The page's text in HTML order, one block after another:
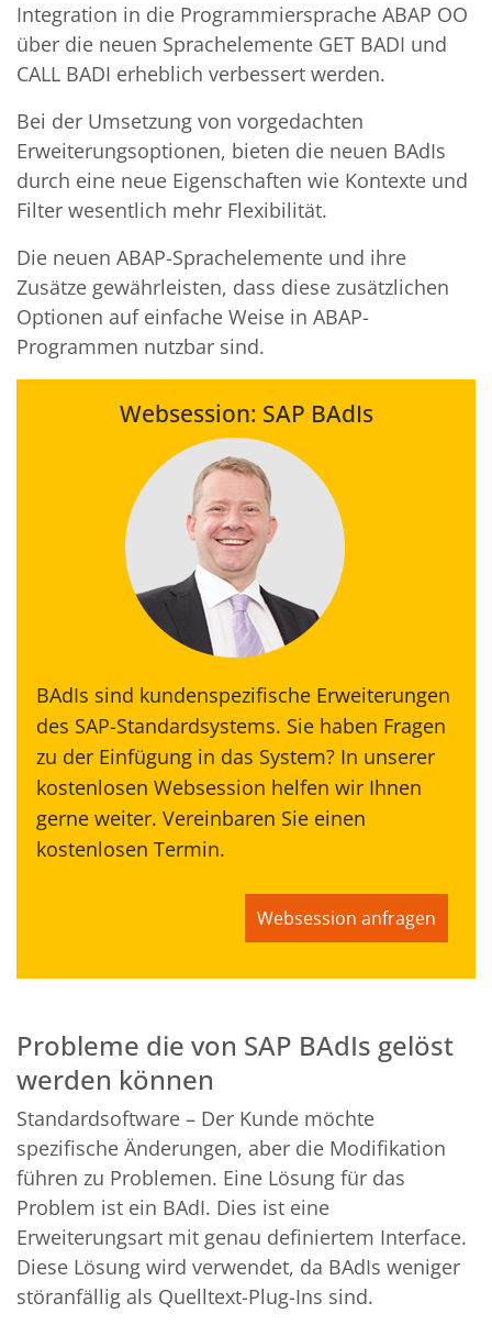
Integration in die Programmiersprache ABAP OO
über die neuen Sprachelemente GET BADI und
CALL BADI erheblich verbessert werden.
Bei der Umsetzung von vorgedachten
Erweiterungsoptionen, bieten die neuen BAdIs
durch eine neue Eigenschaften wie Kontexte und
Filter wesentlich mehr Flexibilität.
Die neuen ABAP-Sprachelemente und ihre
Zusätze gewährleisten, dass diese zusätzlichen
Optionen auf einfache Weise in ABAP-
Programmen nutzbar sind.
Websession: SAP BAdIs
BAdIs sind kundenspezifische Erweiterungen
des SAP-Standardsystems. Sie haben Fragen
zu der Einfügung in das System? In unserer
kostenlosen Websession helfen wir Ihnen
gerne weiter. Vereinbaren Sie einen
kostenlosen Termin.
Websession anfragen
Probleme die von SAP BAdIs gelöst
werden können
Standardsoftware – Der Kunde möchte
spezifische Änderungen, aber die Modifikation
führen zu Problemen. Eine Lösung für das
Problem ist ein BAdI. Dies ist eine
Erweiterungsart mit genau definiertem Interface.
Diese Lösung wird verwendet, da BAdIs weniger
störanfällig als Quelltext-Plug-Ins sind.